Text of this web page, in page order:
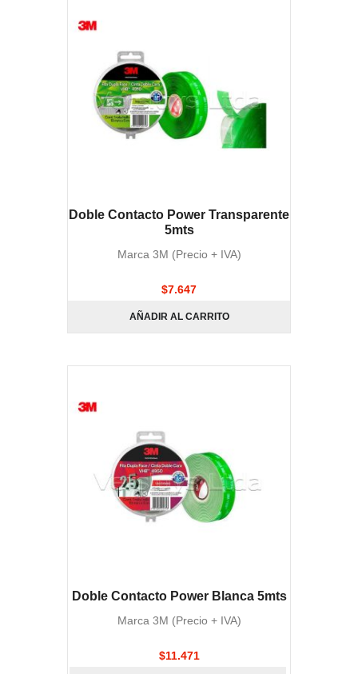
Doble Contacto Power Transparente
5mts
Marca 3M (Precio + IVA)
$7.647
AÑADIR AL CARRITO
Doble Contacto Power Blanca 5mts
Marca 3M (Precio + IVA)
$11.471